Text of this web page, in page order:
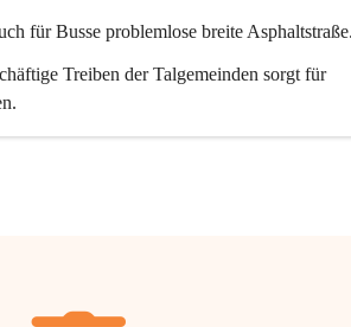
für Busse problemlose breite
Treiben der Talgemeinden sorgt für